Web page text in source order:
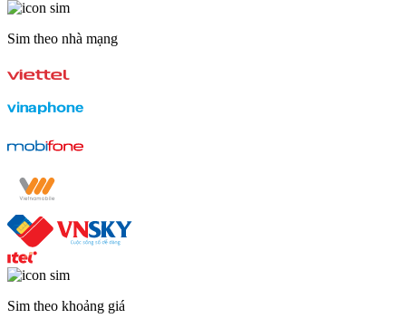
Sim theo nhà mạng
Sim theo khoảng giá